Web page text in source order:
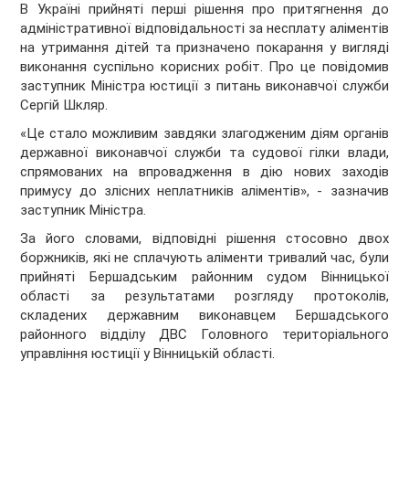
В Україні прийняті перші рішення про притягнення до
адміністративної відповідальності за несплату аліментів
на утримання дітей та призначено покарання у вигляді
виконання суспільно корисних робіт. Про це повідомив
заступник Міністра юстиції з питань виконавчої служби
Сергій Шкляр.
«Це стало можливим завдяки злагодженим діям органів
державної виконавчої служби та судової гілки влади,
спрямованих на впровадження в дію нових заходів
примусу до злісних неплатників аліментів», - зазначив
заступник Міністра.
За його словами, відповідні рішення стосовно двох
боржників, які не сплачують аліменти тривалий час, були
прийняті Бершадським районним судом Вінницької
області за результатами розгляду протоколів,
складених державним виконавцем Бершадського
районного відділу ДВС Головного територіального
управління юстиції у Вінницькій області.